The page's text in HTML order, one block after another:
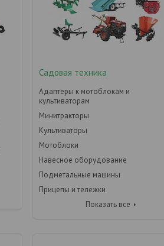
Садовая техника
Адаптеры к мотоблокам и
культиваторам
Минитракторы
Культиваторы
Мотоблоки
Навесное оборудование
Подметальные машины
Прицепы и тележки
Показать все